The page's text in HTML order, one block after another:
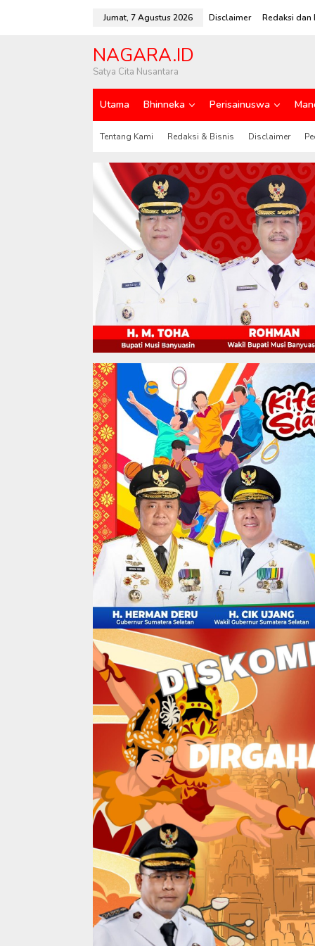
Jumat, 7 Agustus 2026 Disclaimer Redaksi dan
NAGARA.ID
Satya Cita Nusantara
Utama Bhinneka Perisainuswa
Tentang Kami Redaksi & Bisnis Disclaimer